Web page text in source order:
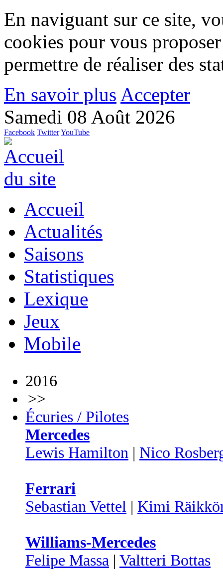
En naviguant sur ce site,
cookies pour vous
permettre de réaliser des
En savoir plus Accepter
Samedi 08 Août 2026
Facebook TwitterYouTube
Accueil
Actualités
Saisons
Statistiques
Lexique
Jeux
Mobile
2016
>>
Écuries / Pilotes
Mercedes
Lewis Hamilton | Nico
Ferrari
Sebastian Vettel | Kimi
Williams-Mercedes
Felipe Massa | Valtteri Bottas